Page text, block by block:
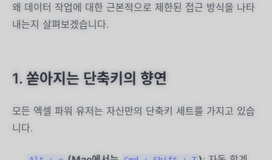
왜 데이터 작업에 대한 근본적으로 제한된 접근 방식을 나타
내는지 살펴보겠습니다.
1. 쏟아지는 단축키의 향연
모든 엑셀 파워 유저는 자신만의 단축키 세트를 가지고 있습
니다.